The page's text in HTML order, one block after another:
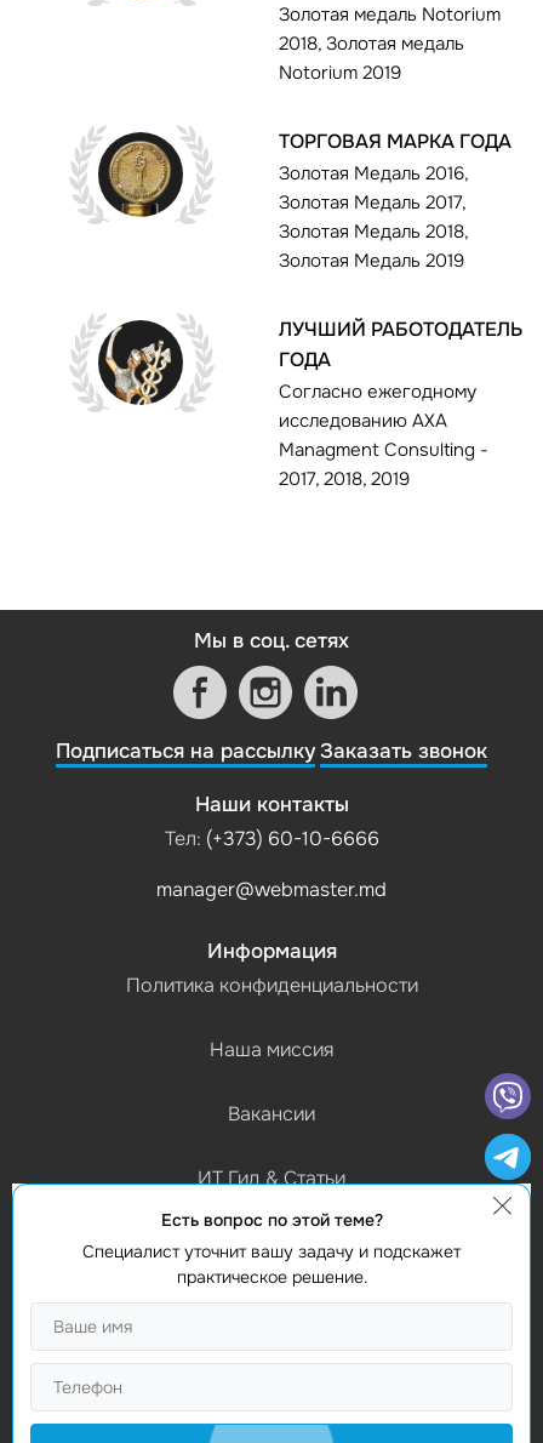
Золотая медаль Notorium
2018, Золотая медаль
Notorium 2019
ТОРГОВАЯ МАРКА ГОДА
Золотая Медаль 2016,
Золотая Медаль 2017,
Золотая Медаль 2018,
Золотая Медаль 2019
ЛУЧШИЙ РАБОТОДАТЕЛЬ
ГОДА
Согласно ежегодному
исследованию AXA
Managment Consulting -
2017, 2018, 2019
Мы в соц. сетях
Подписаться на рассылкуЗаказать звонок
Наши контакты
Тел: (+373) 60-10-6666
manager@webmaster.md
Информация
Политика конфиденциальности
Наша миссия
Вакансии
ИТ Гид & Статьи
(Пн-Пт) 9:00 - 18:00
Studio Webmaster
Есть вопрос по этой теме?
Специалист уточнит вашу задачу и подскажет
практическое решение.